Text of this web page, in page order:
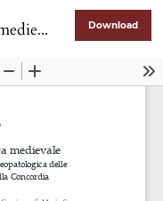
della Concordia Download